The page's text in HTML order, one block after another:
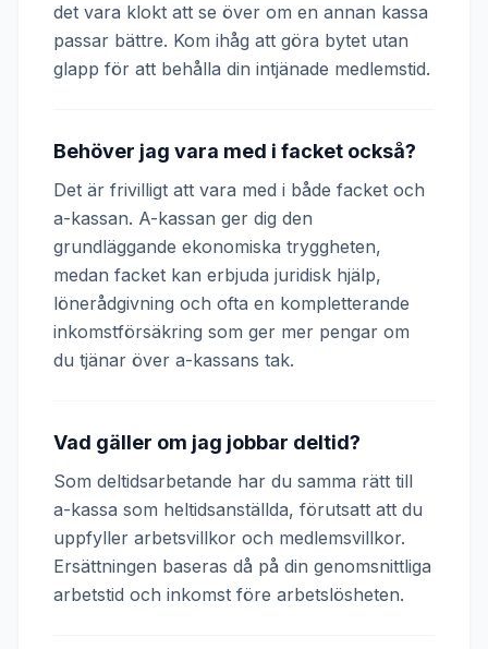
det vara klokt att se över om en annan kassa
passar bättre. Kom ihåg att göra bytet utan
glapp för att behålla din intjänade medlemstid.
Behöver jag vara med i facket också?
Det är frivilligt att vara med i både facket och
a-kassan. A-kassan ger dig den
grundläggande ekonomiska tryggheten,
medan facket kan erbjuda juridisk hjälp,
lönerådgivning och ofta en kompletterande
inkomstförsäkring som ger mer pengar om
du tjänar över a-kassans tak.
Vad gäller om jag jobbar deltid?
Som deltidsarbetande har du samma rätt till
a-kassa som heltidsanställda, förutsatt att du
uppfyller arbetsvillkor och medlemsvillkor.
Ersättningen baseras då på din genomsnittliga
arbetstid och inkomst före arbetslösheten.